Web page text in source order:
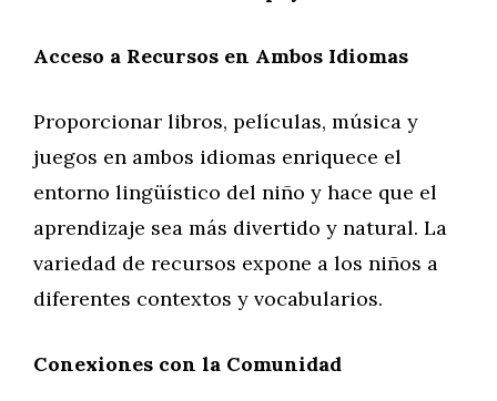
Acceso a Recursos en Ambos Idiomas
Proporcionar libros, películas, música y
juegos en ambos idiomas enriquece el
entorno lingüístico del niño y hace que el
aprendizaje sea más divertido y natural. La
variedad de recursos expone a los niños a
diferentes contextos y vocabularios.
Conexiones con la Comunidad